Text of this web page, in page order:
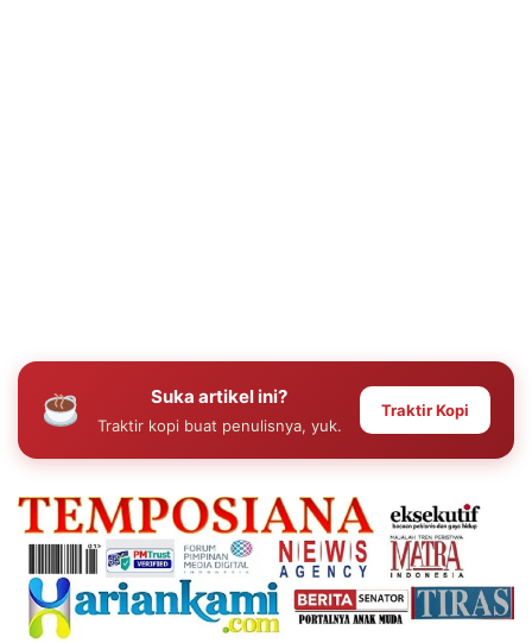
Suka artikel ini?
Traktir kopi buat penulisnya, yuk.
Traktir Kopi